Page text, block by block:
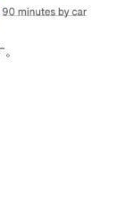
を楽しめる中
可）
グループで
ち着いた設